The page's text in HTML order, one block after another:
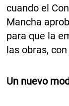
cuando el
Mancha
para que la
las obras,
Un nuevo